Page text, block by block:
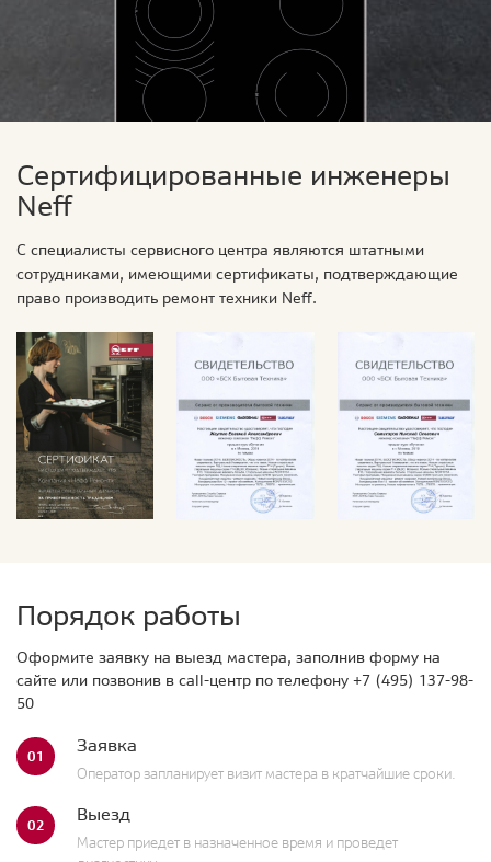
Сертифицированные инженеры
Neff
С специалисты сервисного центра являются штатными
сотрудниками, имеющими сертификаты, подтверждающие
право производить ремонт техники Neff.
Порядок работы
Оформите заявку на выезд мастера, заполнив форму на
сайте или позвонив в call-центр по телефону +7 (495) 137-98-
50
01 Заявка
Оператор запланирует визит мастера в кратчайшие сроки.
02 Выезд
Мастер приедет в назначенное время и проведет